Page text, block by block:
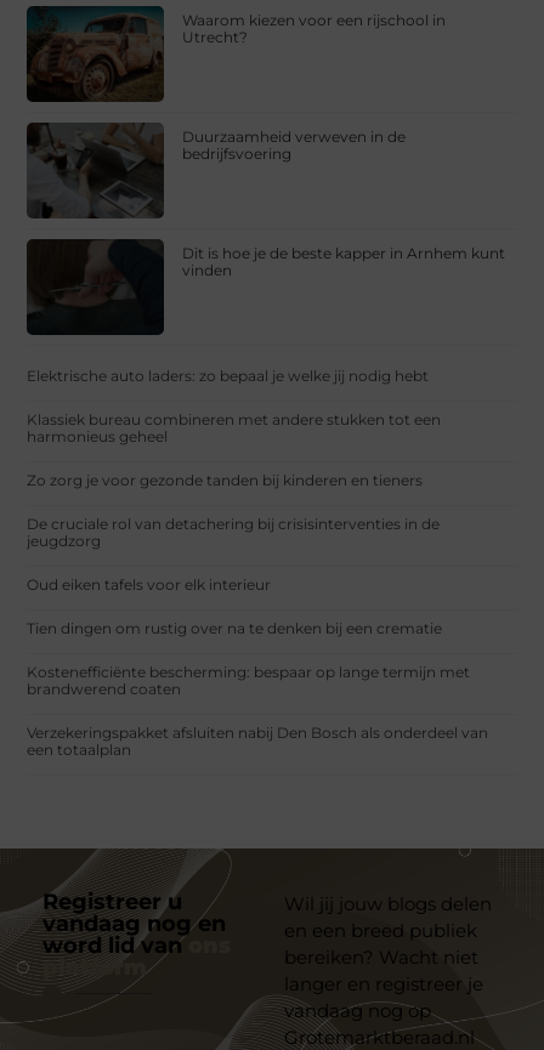
Waarom kiezen voor een rijschool in
Utrecht?
Duurzaamheid verweven in de
bedrijfsvoering
Dit is hoe je de beste kapper in Arnhem kunt
vinden
Elektrische auto laders: zo bepaal je welke jij nodig hebt
Klassiek bureau combineren met andere stukken tot een
harmonieus geheel
Zo zorg je voor gezonde tanden bij kinderen en tieners
De cruciale rol van detachering bij crisisinterventies in de
jeugdzorg
Oud eiken tafels voor elk interieur
Tien dingen om rustig over na te denken bij een crematie
Kostenefficiënte bescherming: bespaar op lange termijn met
brandwerend coaten
Verzekeringspakket afsluiten nabij Den Bosch als onderdeel van
een totaalplan
Registreer u
vandaag nog en
word lid van
platform
Wil jij jouw blogs delen
en een breed publiek
bereiken? Wacht niet
langer en registreer je
vandaag nog op
Grotemarktberaad.nl